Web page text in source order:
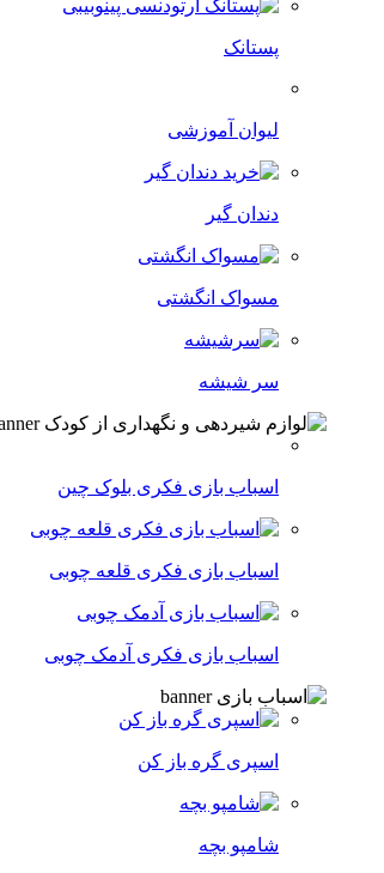
پستانک
لیوان آموزشی
دندان گیر
مسواک انگشتی
سر شیشه
اسباب بازی فکری بلوک چین
اسباب بازی فکری قلعه چوبی
اسباب بازی فکری آدمک چوبی
اسپری گره باز کن
شامپو بچه